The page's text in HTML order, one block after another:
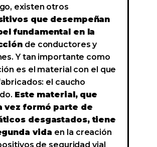
existen otros
que desempeñan
fundamental en la
de conductores y
Y tan importante como
es el material con el que
el caucho
Este material, que
vez formó parte de
desgastados, tiene
vida en la creación
de seguridad vial